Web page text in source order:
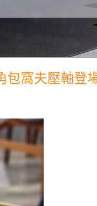
包窩夫壓軸登